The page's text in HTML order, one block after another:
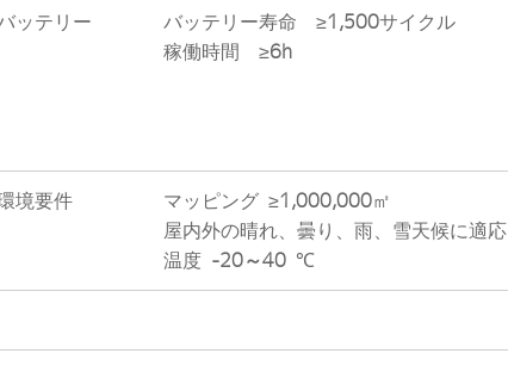
ッテリー バッテリー寿命 ≥1,500サイクル
稼働時間 ≥6h
境要件 マッピング ≥1,000,000㎡
屋内外の晴れ、曇り、雨、雪天候に適応
温度 -20～40 ℃